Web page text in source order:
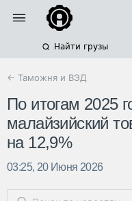
Найти грузы
← Таможня и ВЭД
По итогам 2025
малайзийский
на 12,9%
03:25, 20 Июня 2026